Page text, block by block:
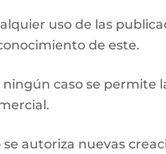
uso de las
de este.
ningún caso se permite
se autoriza nuevas